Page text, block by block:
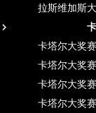
拉斯维加斯
卡塔尔大奖赛
卡塔尔大奖赛
卡塔尔大奖赛
卡塔尔大奖赛